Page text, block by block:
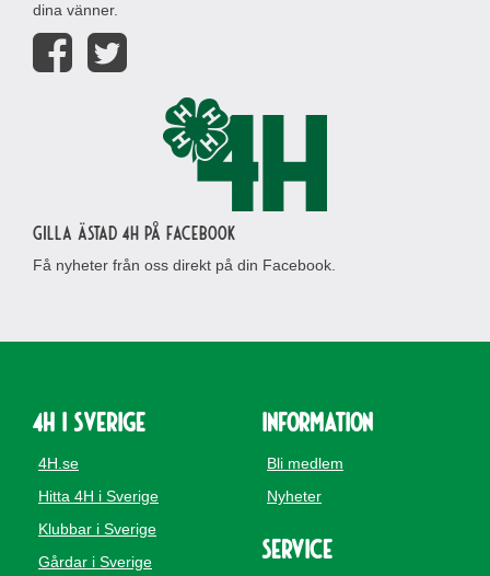
dina vänner.
Gilla Ästad 4H på Facebook
Få nyheter från oss direkt på din Facebook.
4H i Sverige
4H.se
Hitta 4H i Sverige
Klubbar i Sverige
Gårdar i Sverige
Information
Bli medlem
Nyheter
Service